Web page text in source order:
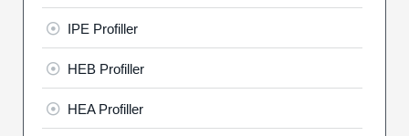
IPE Profiller
HEB Profiller
HEA Profiller